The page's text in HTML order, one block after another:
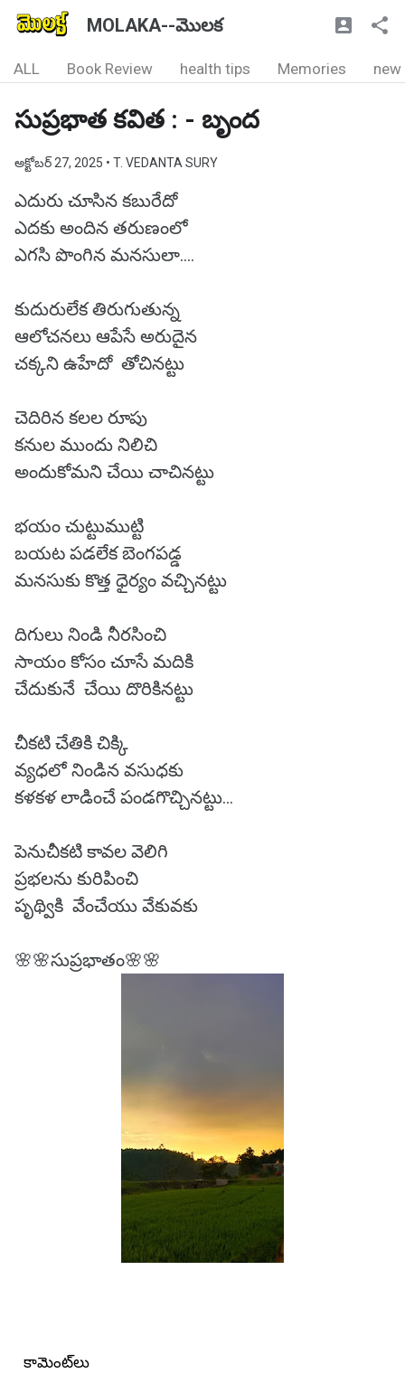
MOLAKA--మొలక
ALL Book Review health tips Memories new
సుప్రభాత కవిత : - బృంద
అక్టోబర్ 27, 2025 • T. VEDANTA SURY
ఎదురు చూసిన కబురేదో
ఎదకు అందిన తరుణంలో
ఎగసి పొంగిన మనసులా....
కుదురులేక తిరుగుతున్న
ఆలోచనలు ఆపేసే అరుదైన
చక్కని ఉహేదో తోచినట్టు
చెదిరిన కలల రూపు
కనుల ముందు నిలిచి
అందుకోమని చేయి చాచినట్టు
భయం చుట్టుముట్టి
బయట పడలేక బెంగపడ్డ
మనసుకు కొత్త ధైర్యం వచ్చినట్టు
దిగులు నిండి నీరసించి
సాయం కోసం చూసే మదికి
చేదుకునే చేయి దొరికినట్టు
చీకటి చేతికి చిక్కి
వ్యధలో నిండిన వసుధకు
కళకళ లాడించే పండగొచ్చినట్టు...
పెనుచీకటి కావల వెలిగి
ప్రభలను కురిపించి
పృథ్వికి వేంచేయు వేకువకు
🌸🌸సుప్రభాతం🌸🌸
కామెంట్‌లు